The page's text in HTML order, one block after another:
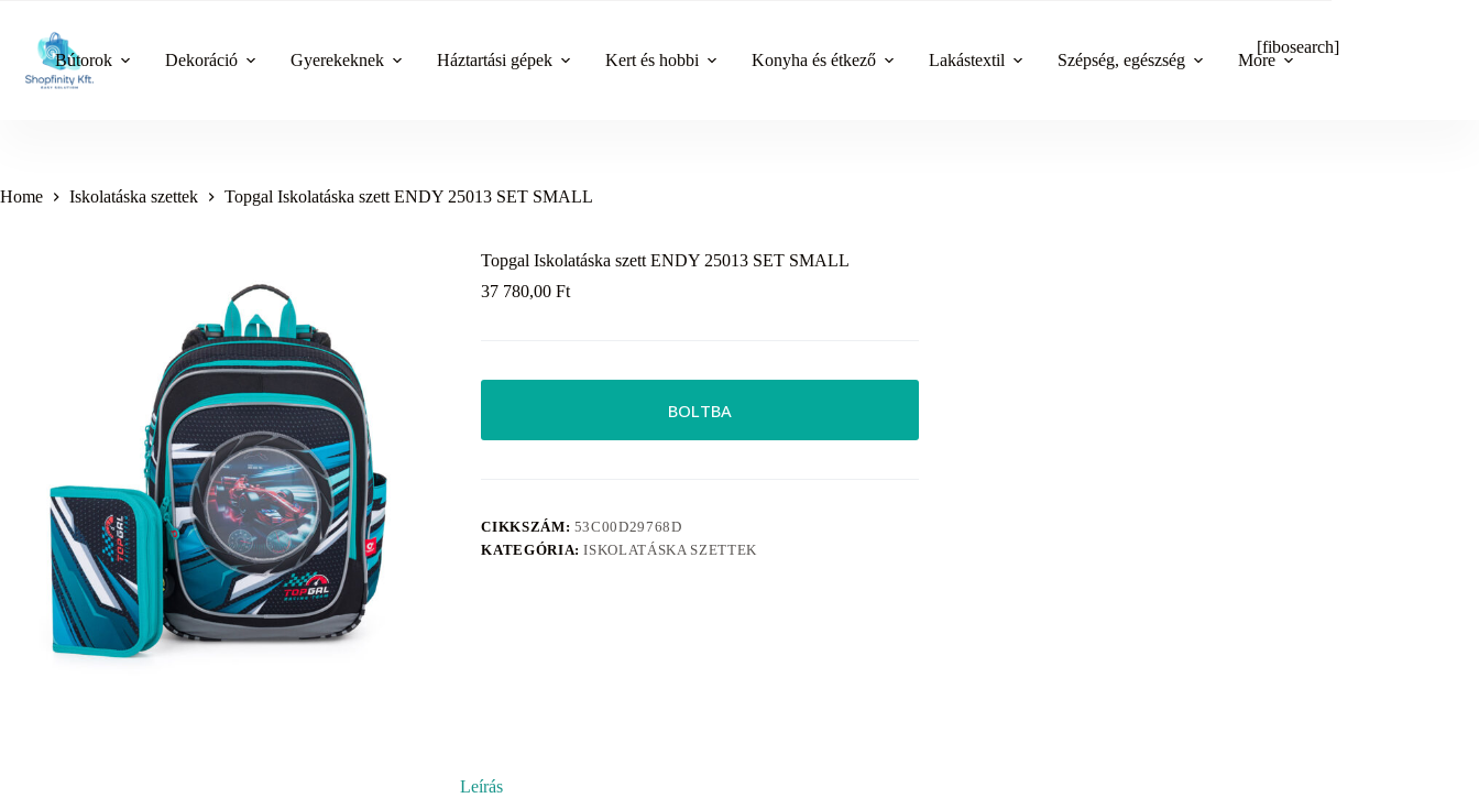
content
Bútorok Dekoráció Gyerekeknek Háztartási gépek Kert és hobbi Konyha és étkező Lakástextil Szépség, egészség More
[fibosearch]
Home Iskolatáska szettek Topgal Iskolatáska szett ENDY 25013 SET SMALL
Topgal Iskolatáska szett ENDY 25013 SET SMALL
37 780,00Ft
BOLTBA
CIKKSZÁM: 53C00D29768D
KATEGÓRIA:ISKOLATÁSKA SZETTEK
Leírás